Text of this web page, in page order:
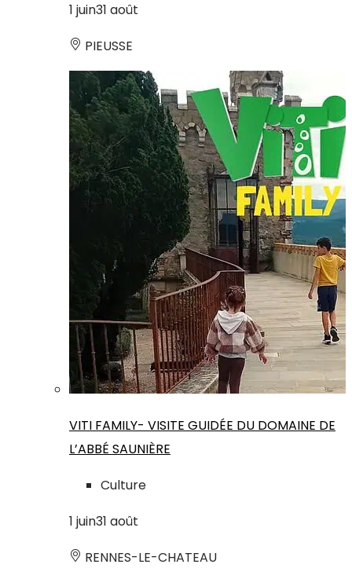
1 juin31 août
PIEUSSE
VITI FAMILY- VISITE GUIDÉE DU DOMAINE DE
L’ABBÉ SAUNIÈRE
Culture
1 juin31 août
RENNES-LE-CHATEAU